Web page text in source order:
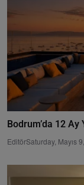
Bodrum’da 12
EditörSaturday, Mayıs